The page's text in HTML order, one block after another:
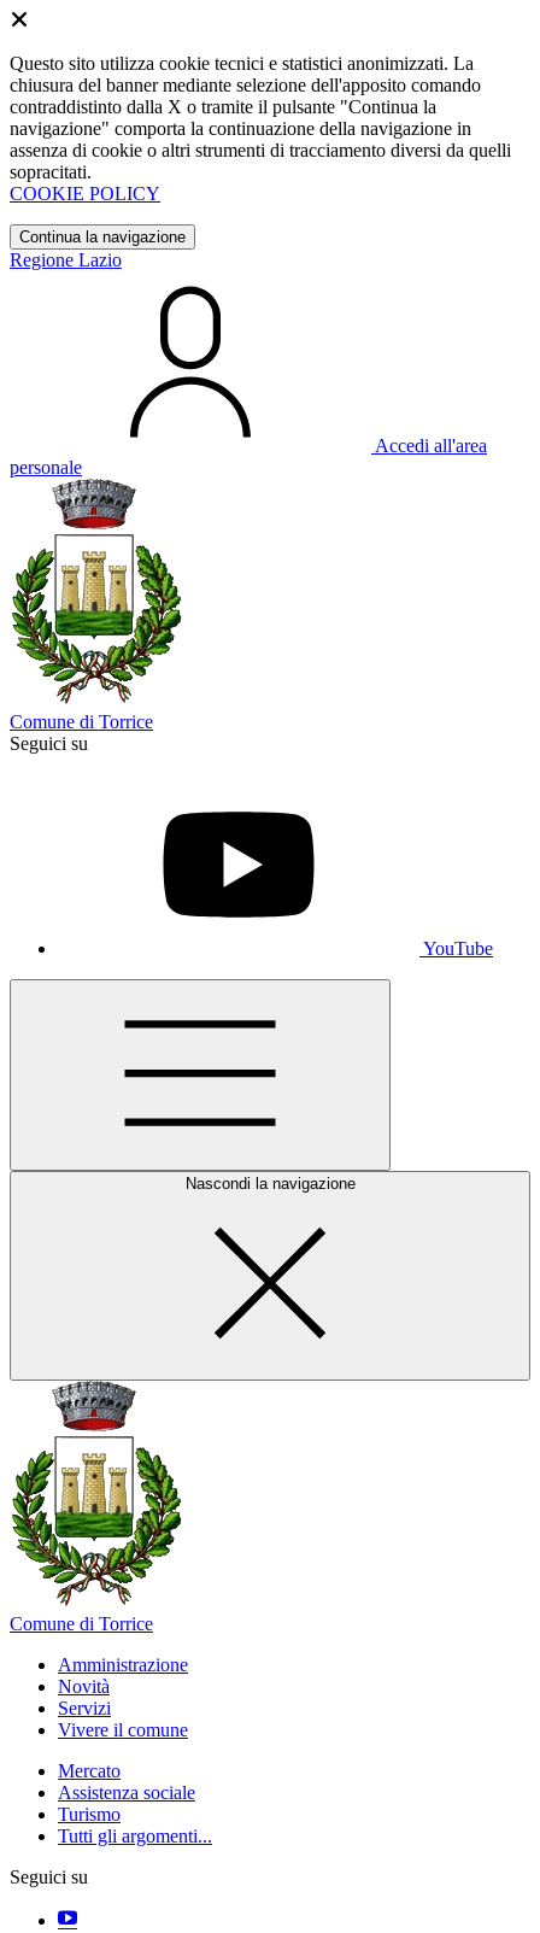
Questo sito utilizza cookie tecnici e statistici anonimizzati. La
chiusura del banner mediante selezione dell'apposito comando
contraddistinto dalla X o tramite il pulsante "Continua la
navigazione" comporta la continuazione della navigazione in
assenza di cookie o altri strumenti di tracciamento diversi da quelli
sopracitati.
COOKIE POLICY
Continua la navigazione
Regione Lazio
Accedi all'area
personale
Comune di Torrice
Seguici su
YouTube
Nascondi la navigazione
Comune di Torrice
Amministrazione
Novità
Servizi
Vivere il comune
Mercato
Assistenza sociale
Turismo
Tutti gli argomenti...
Seguici su